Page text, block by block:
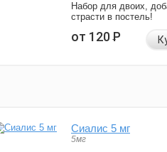
Набор для двоих,
страсти в постель!
от 120Р
Сиалис 5 мг
5мг